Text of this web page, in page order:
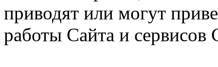
приводят или могут
работы Сайта и сервисов